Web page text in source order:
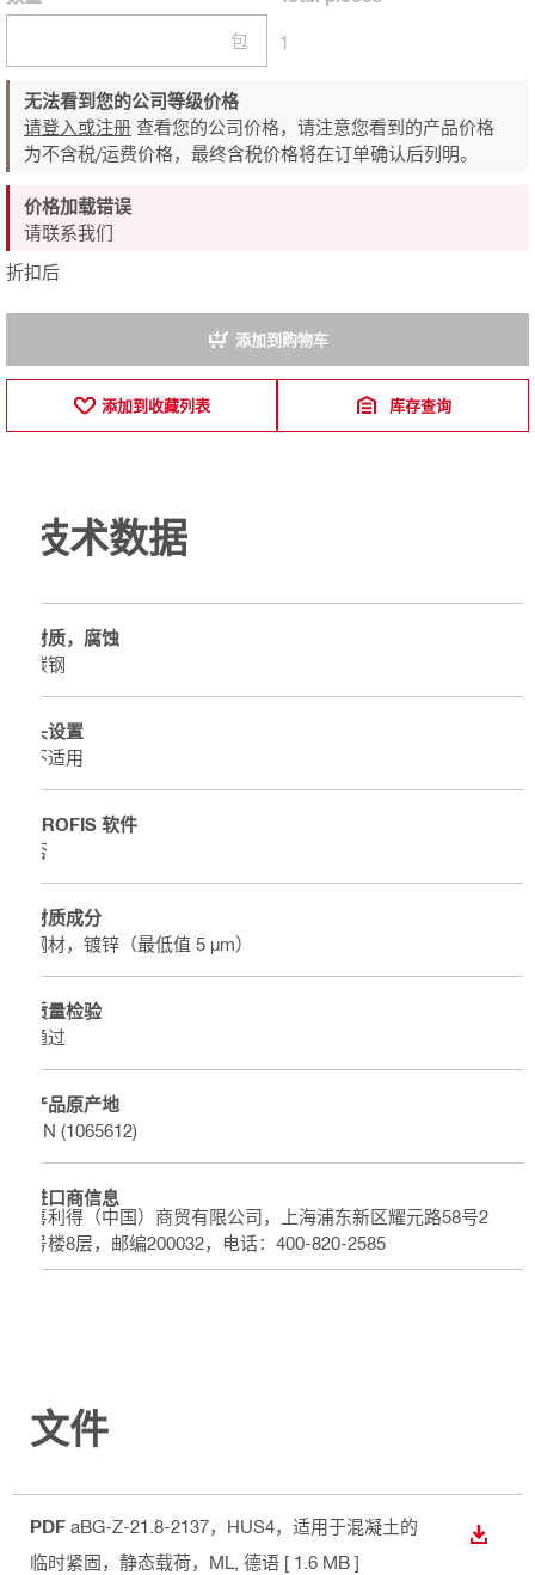
包 1
无法看到您的公司等级价格
请登入或注册 查看您的公司价格，请注意您看到的产品价格
为不含税/运费价格，最终含税价格将在订单确认后列明。
折扣后
价格加载错误
请联系我们
添加到购物车
添加到收藏列表 库存查询
技术数据
材质，腐蚀
碳钢
头设置
不适用
PROFIS 软件
否
材质成分
钢材，镀锌（最低值 5 µm）
质量检验
通过
产品原产地
CN (1065612)
进口商信息
喜利得（中国）商贸有限公司，上海浦东新区耀元路58号2
号楼8层，邮编200032，电话：400-820-2585
文件
PDF aBG-Z-21.8-2137，HUS4，适用于混凝土的
临时紧固，静态载荷，ML , 德语 [ 1.6 MB ]
下载